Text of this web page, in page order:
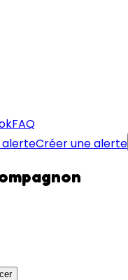
FAQ
alerteCréer une alerte